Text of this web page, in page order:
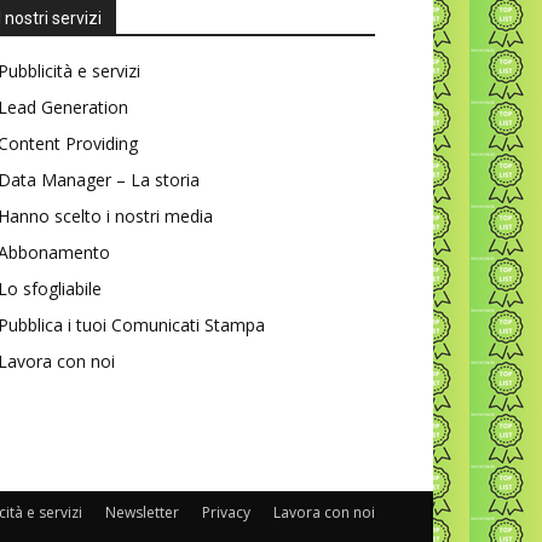
I nostri servizi
Pubblicità e servizi
Lead Generation
Providing
Data Manager – La storia
Hanno scelto i nostri media
Lo sfogliabile
Pubblica i tuoi Comunicati Stampa
Lavora con noi
e servizi Newsletter Privacy Lavora con noi